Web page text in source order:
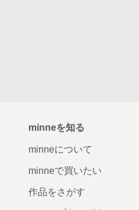
minneを知る
minneについて
minneで買いたい
作品をさがす